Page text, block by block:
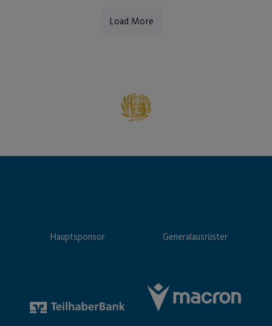
Load More
Hauptsponsor Generalausrüster